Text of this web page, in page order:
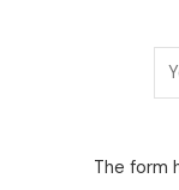
The form